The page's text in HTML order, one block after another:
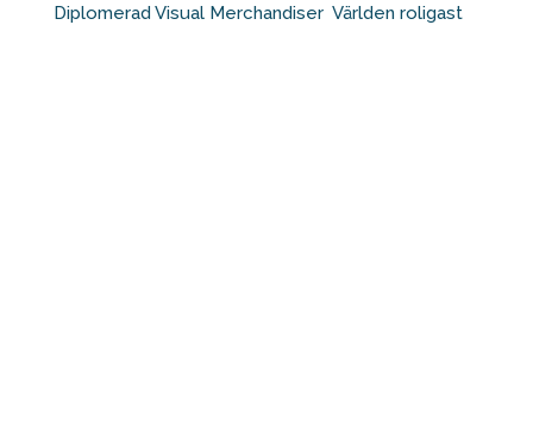
Diplomerad Visual Merchandiser⁠ ⁠ Världen roligast